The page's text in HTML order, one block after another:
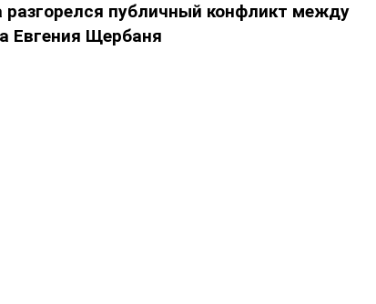
публичный конфликт между
Евгения Щербаня